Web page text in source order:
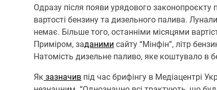
Одразу після появи урядового законопроєкту
вартості бензину та дизельного палива.
немає. Більше того, останніми місяцями
Приміром, заданими сайту “Мінфін”, літр
Натомість дизельне паливо, яке коштувало в
Як зазначив під час брифінгу в Медіацентрі